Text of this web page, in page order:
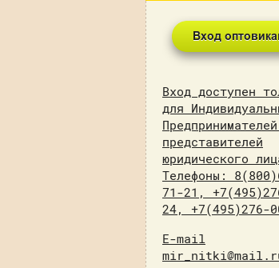
Вход доступен
для
представителей
юридического
Телефоны:
71-21,
24, +7(495)276-
E-mail